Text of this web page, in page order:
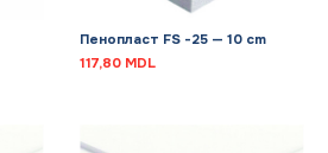
Пенопласт FS -25 — 10 cm
117,80 MDL